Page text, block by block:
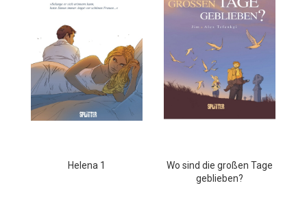
Helena 1
Wo sind die großen Tage
geblieben?